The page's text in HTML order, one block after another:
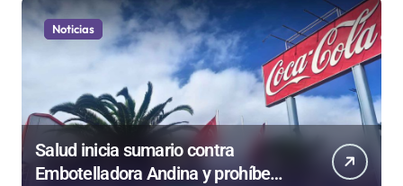
Noticias
Salud inicia sumario contra
Embotelladora Andina y prohíbe